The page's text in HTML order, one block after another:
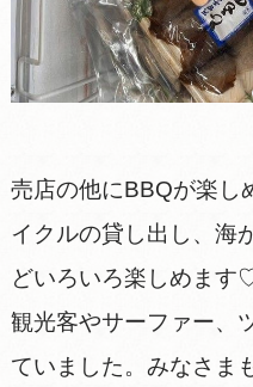
売店の他にBBQが楽し
イクルの貸し出し、海
どいろいろ楽しめます
観光客やサーファー、
ていました。みなさま